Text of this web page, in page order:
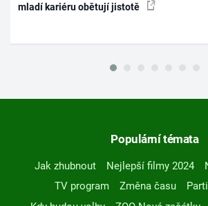
mladí kariéru obětují jistotě
Populární témata
Jak zhubnout Nejlepší filmy 2024
TV program
Změna času